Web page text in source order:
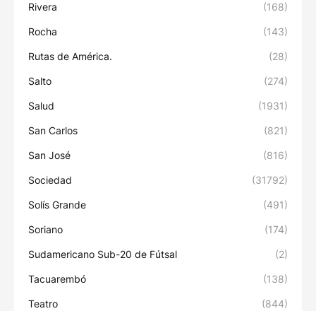
Rivera (168)
Rocha (143)
Rutas de América. (28)
Salto (274)
Salud (1931)
San Carlos (821)
San José (816)
Sociedad (31792)
Solís Grande (491)
Soriano (174)
Sudamericano Sub-20 de Fútsal (2)
Tacuarembó (138)
Teatro (844)